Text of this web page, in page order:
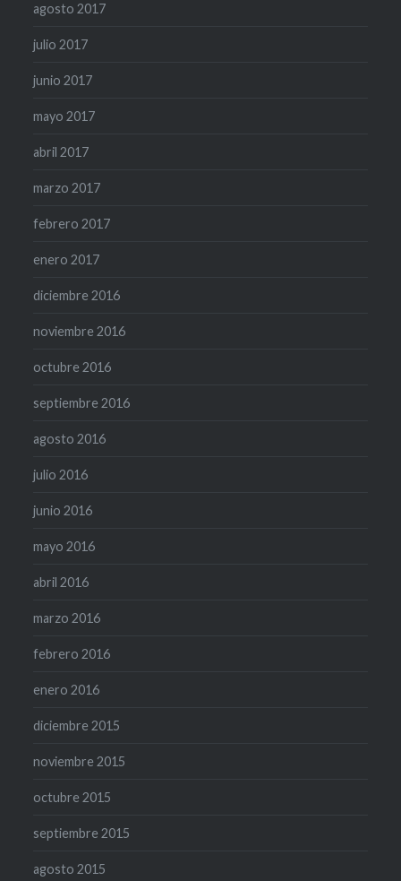
agosto 2017
julio 2017
junio 2017
mayo 2017
abril 2017
marzo 2017
febrero 2017
enero 2017
diciembre 2016
noviembre 2016
octubre 2016
septiembre 2016
agosto 2016
julio 2016
junio 2016
mayo 2016
abril 2016
marzo 2016
febrero 2016
enero 2016
diciembre 2015
noviembre 2015
octubre 2015
septiembre 2015
agosto 2015